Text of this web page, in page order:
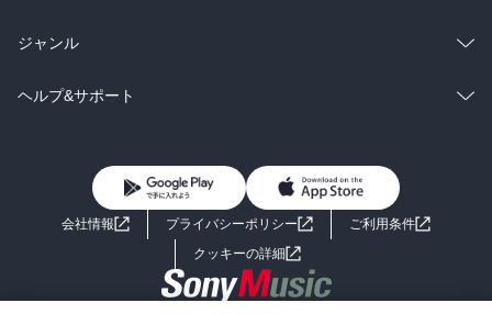
BL・TL
雑誌・グラビア
BL・TL
ラノベ
雑誌・グラビア
総合
ラノベ
ジャンル
コミック
ライトノベル 男子向けラノベ
小説
海外小説
ヘルプ&サポート
よくあるご質問 お問い合わせ
会社情報 プライバシーポリシー
ご利用条件
クッキーの詳細